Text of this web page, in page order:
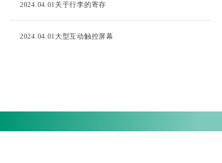
2024.04.01 关于行李的寄存
2024.04.01 大型互动触控屏幕